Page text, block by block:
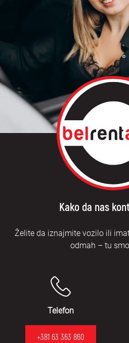
Kako da nas
Želite da iznajmite vozilo ili
odmah – tu
Telefon
+381 63 363 860